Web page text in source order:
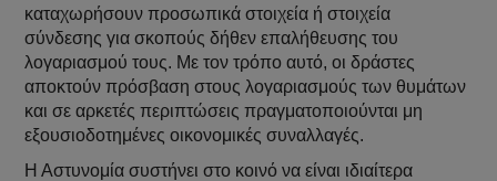
καταχωρήσουν προσωπικά στοιχεία ή στοιχεία
σύνδεσης για σκοπούς δήθεν επαλήθευσης του
λογαριασμού τους. Με τον τρόπο αυτό, οι δράστες
αποκτούν πρόσβαση στους λογαριασμούς των θυμάτων
και σε αρκετές περιπτώσεις πραγματοποιούνται μη
εξουσιοδοτημένες οικονομικές συναλλαγές.
Η Αστυνομία συστήνει στο κοινό να είναι ιδιαίτερα